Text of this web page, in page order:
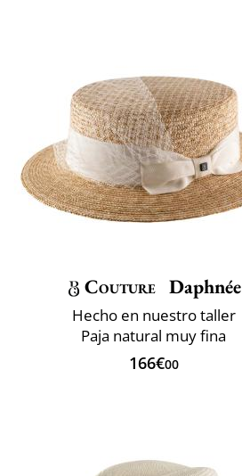
Couture Daphnée
Hecho en nuestro taller
Paja natural muy fina
166€00